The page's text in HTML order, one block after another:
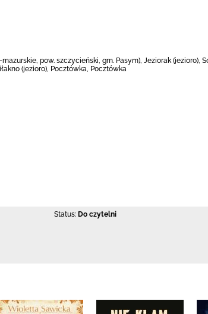
pow. szczycieński, gm. Pasym), Jeziorak (jezioro),
(jezioro), Pocztówka, Pocztówka
Status: Do czytelni